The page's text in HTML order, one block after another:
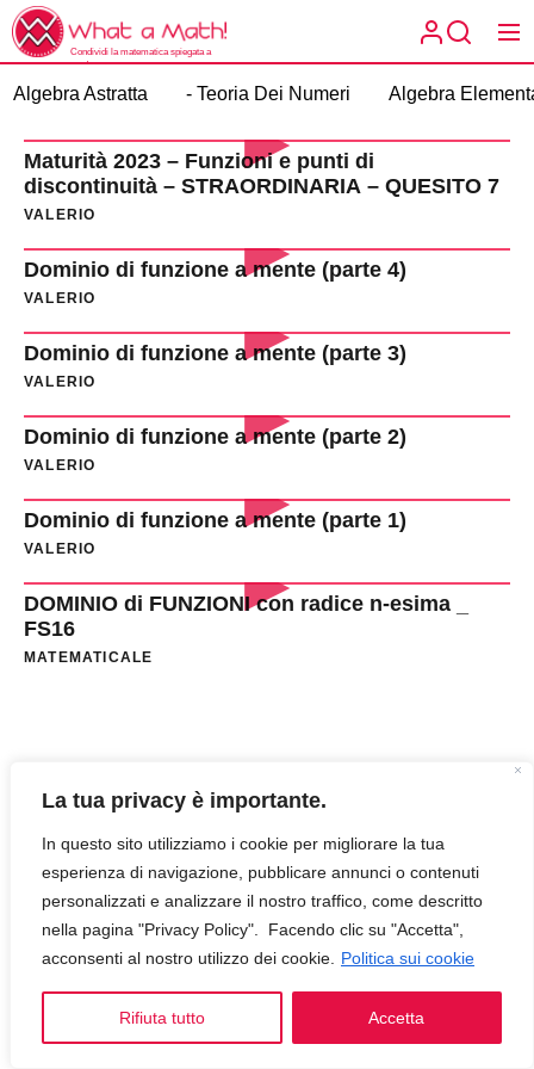
La tua privacy è importante.
In questo sito utilizziamo i cookie per migliorare la tua
esperienza di navigazione, pubblicare annunci o contenuti
personalizzati e analizzare il nostro traffico, come descritto
nella pagina "Privacy Policy". Facendo clic su "Accetta",
acconsenti al nostro utilizzo dei cookie.
Politica sui cookie
Rifiuta tutto Accetta
Skip
to
the
content
What
What a
Math!
Condividi la matematica spiegata a
modo tuo.
Algebra Astratta - Teoria Dei Numeri Algebra
Maturità 2023 – Funzioni e punti di
discontinuità – STRAORDINARIA – QUESITO 7
VALERIO
Dominio di funzione a mente (parte 4)
VALERIO
Dominio di funzione a mente (parte 3)
VALERIO
Dominio di funzione a mente (parte 2)
VALERIO
Dominio di funzione a mente (parte 1)
VALERIO
DOMINIO di FUNZIONI con radice n-esima _
FS16
MATEMATICALE